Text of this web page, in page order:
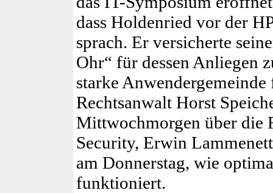
dass Holdenried vor der
sprach. Er versicherte
Ohr“ für dessen Anliegen
starke
Rechtsanwalt Horst
Mittwochmorgen über die
Security, Erwin
am Donnerstag, wie
funktioniert.